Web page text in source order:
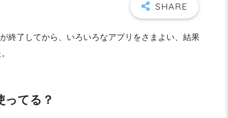
終了してから、いろいろなアプリをさまよい、結果
ってる？